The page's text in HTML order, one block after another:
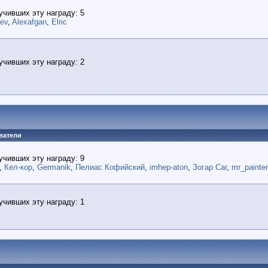
эту награду: 5
, Alexafgan, Elric
эту награду: 2
эту награду: 9
, Кел-кор, Germanik, Пелиас Кофийский, imhep-aton, Зогар Саг, mr_painter
эту награду: 1